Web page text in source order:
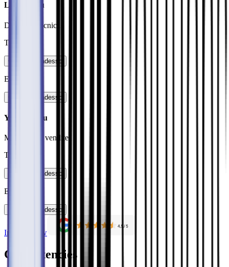
Lukas Pfau
Direzione tecnica
Telefono
Contattare adesso
E-Mail
Contattare adesso
Yannik Pfau
Marketing e vendite
Telefono
Contattare adesso
E-Mail
Contattare adesso
Inquiere now
Competencies